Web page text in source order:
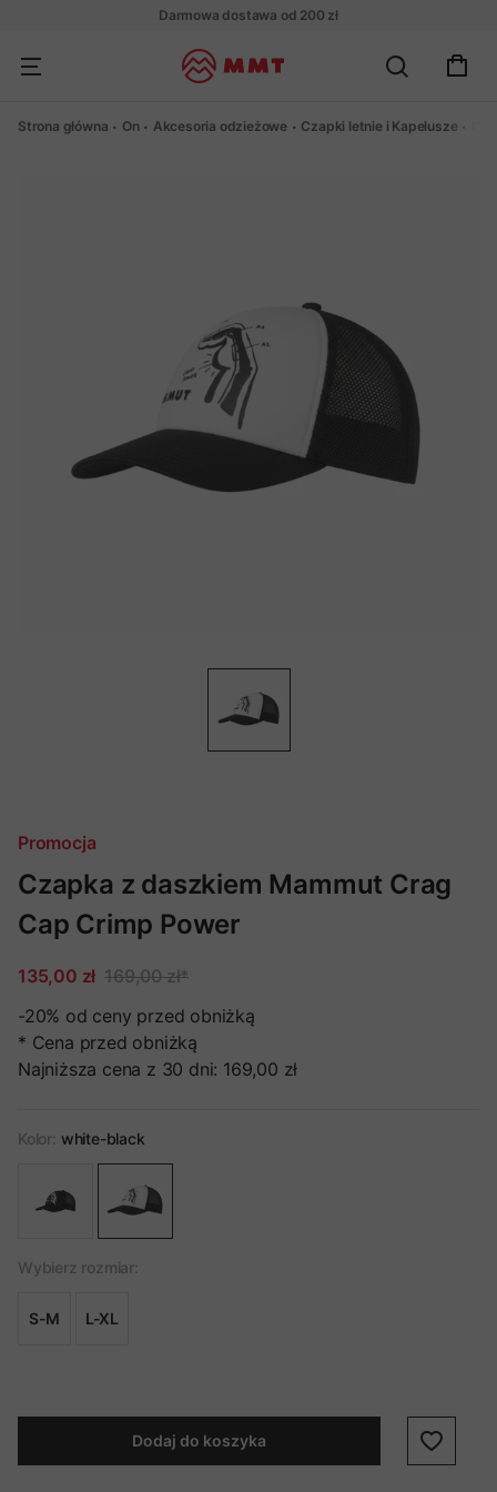
Darmowa dostawa od 200 zł
Strona główna On Akcesoria odzieżowe Czapki letnie i Kapelusze
Promocja
Czapka z daszkiem Mammut Crag
Cap Crimp Power
135,00 zł 169,00 zł*
-20% od ceny przed obniżką
* Cena przed obniżką
Najniższa cena z 30 dni: 169,00 zł
Kolor: white-black
Wybierz rozmiar:
S-M L-XL
Dodaj do koszyka